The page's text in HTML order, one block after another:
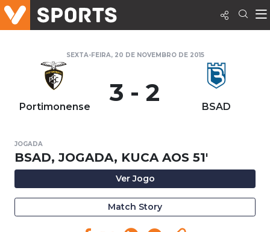
SEXTA-FEIRA, 20 DE NOVEMBRO DE 2015
Portimonense 3 - 2 BSAD
JOGADA
BSAD, JOGADA, KUCA AOS 51'
Ver Jogo
Match Story